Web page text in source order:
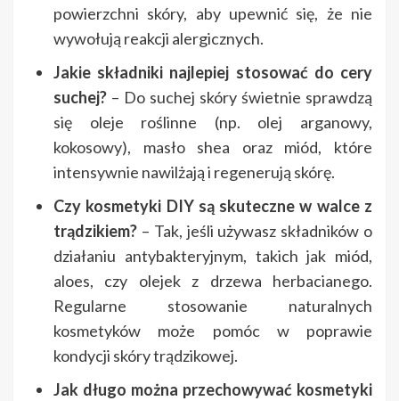
powierzchni skóry, aby upewnić się, że nie
wywołują reakcji alergicznych.
Jakie składniki najlepiej stosować do cery
suchej? – Do suchej skóry świetnie sprawdzą
się oleje roślinne (np. olej arganowy,
kokosowy), masło shea oraz miód, które
intensywnie nawilżają i regenerują skórę.
Czy kosmetyki DIY są skuteczne w walce z
trądzikiem? – Tak, jeśli używasz składników o
działaniu antybakteryjnym, takich jak miód,
aloes, czy olejek z drzewa herbacianego.
Regularne stosowanie naturalnych
kosmetyków może pomóc w poprawie
kondycji skóry trądzikowej.
Jak długo można przechowywać kosmetyki